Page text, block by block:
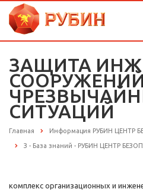
ЗАЩИТА
СИТУАЦИЙ
Главная Информация РУБИН ЦЕНТР
З - База знаний - РУБИН ЦЕНТР
комплекс организационных и